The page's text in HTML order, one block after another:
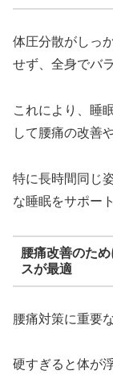
体圧分散がしっ
せず、全身でバ
これにより、睡
して腰痛の改善
特に長時間同じ
な睡眠をサポー
腰痛改善のた
スが最適
腰痛対策に重要
硬すぎると体が